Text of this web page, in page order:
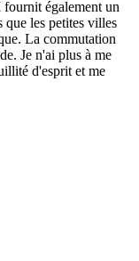
également un
que les petites villes
La commutation
Je n'ai plus à me
d'esprit et me